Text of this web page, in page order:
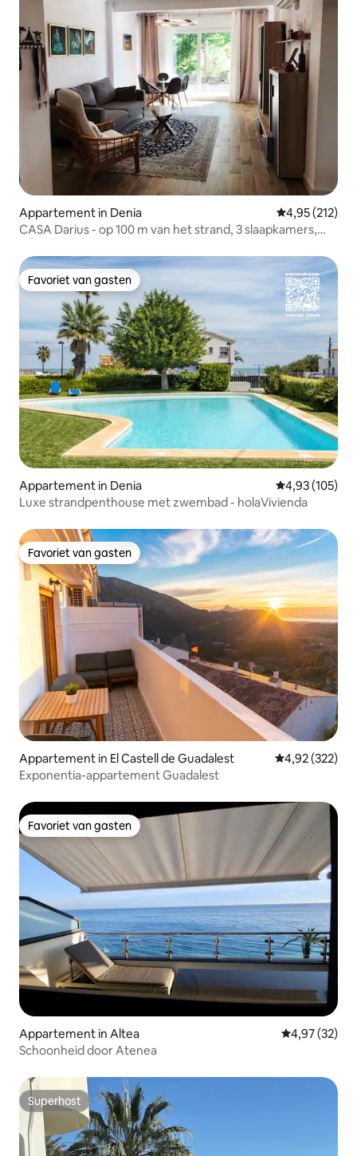
Appartement in Denia Gemiddelde
4,95 (212)
CASA Darius - op 100 m van het strand, 3 slaapkamers,
Favoriet van gasten
Favoriet van gasten
Appartement in Denia Gemiddelde
4,93 (105)
Luxe strandpenthouse met zwembad - holaVivienda
Favoriet van gasten
Favoriet van gasten
Appartement in El Castell de Guadalest Gemiddelde
4,92 (322)
Exponentia-appartement Guadalest
Favoriet van gasten
Favoriet van gasten
Appartement in Altea Gemiddelde
4,97 (32)
Schoonheid door Atenea
Superhost
Superhost